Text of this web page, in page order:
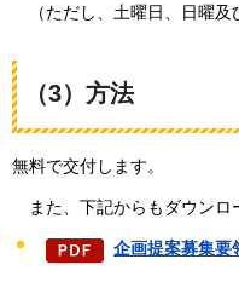
（ただし、土曜日、日曜及
（3）方法
無料で交付します。
また、 下記からもダウンロ
企画提案募集要